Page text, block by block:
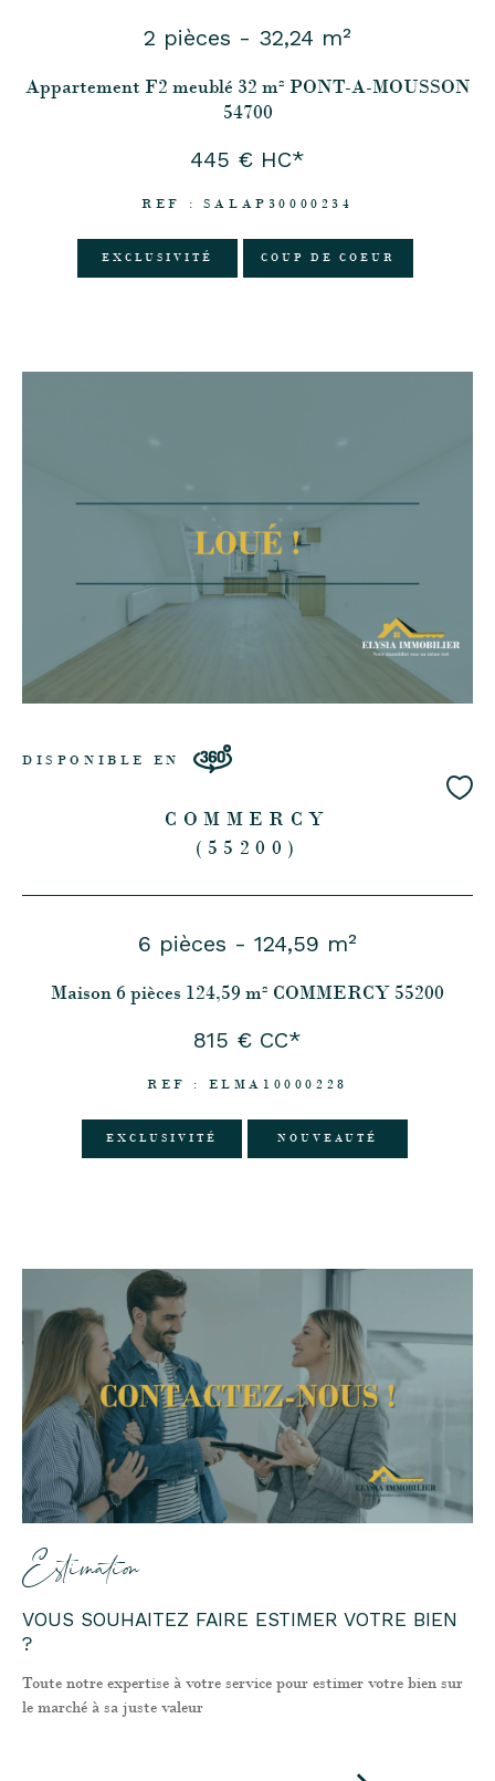
2 pièces - 32,24 m²
Appartement F2 meublé 32 m² PONT-A-MOUSSON
54700
445 € HC*
REF : SALAP30000234
EXCLUSIVITÉ COUP DE COEUR
DISPONIBLE EN
COMMERCY
(55200)
6 pièces - 124,59 m²
Maison 6 pièces 124,59 m² COMMERCY 55200
815 € CC*
REF : ELMA10000228
EXCLUSIVITÉ NOUVEAUTÉ
Estimation
VOUS SOUHAITEZ FAIRE ESTIMER VOTRE BIEN
?
Toute notre expertise à votre service pour estimer votre bien sur
le marché à sa juste valeur